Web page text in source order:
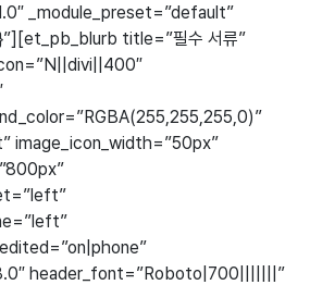
_module_preset=”default”
title=”필수 서류”
image_icon_width=”50px”
header_font=”Roboto|700|||||||”